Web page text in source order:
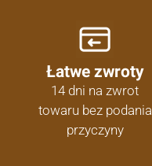
Łatwe zwroty
14 dni na zwrot
towaru bez podania
przyczyny